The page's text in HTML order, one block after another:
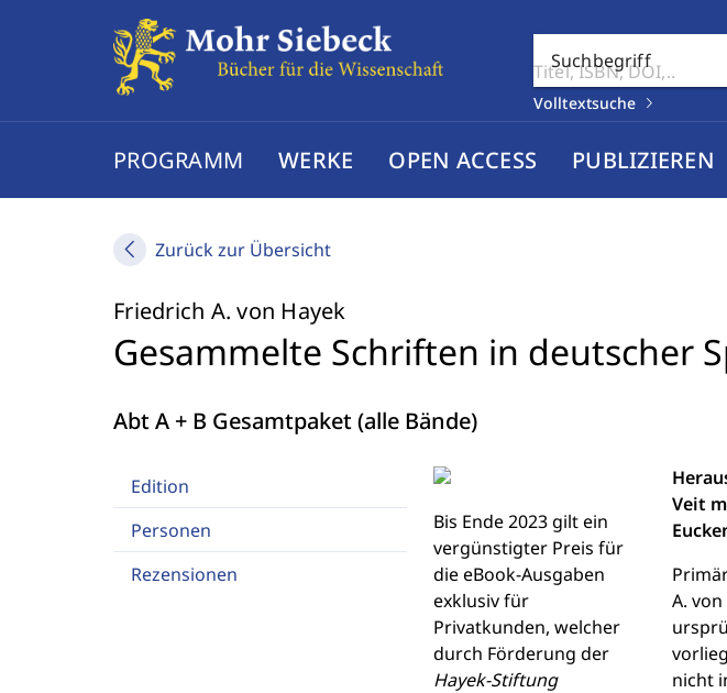
Suchbegriff
Volltextsuche
PROGRAMM WERKE OPEN ACCESS PUBLIZIEREN
Zurück zur Übersicht
Friedrich A. von Hayek
Gesammelte Schriften in deutscher
Abt A + B Gesamtpaket (alle Bände)
Edition
Personen
Rezensionen
Bis Ende 2023 gilt ein
vergünstigter Preis für
die eBook-Ausgaben
exklusiv für
Privatkunden, welcher
durch Förderung der
Hayek-Stiftung
Veit
A.
nicht